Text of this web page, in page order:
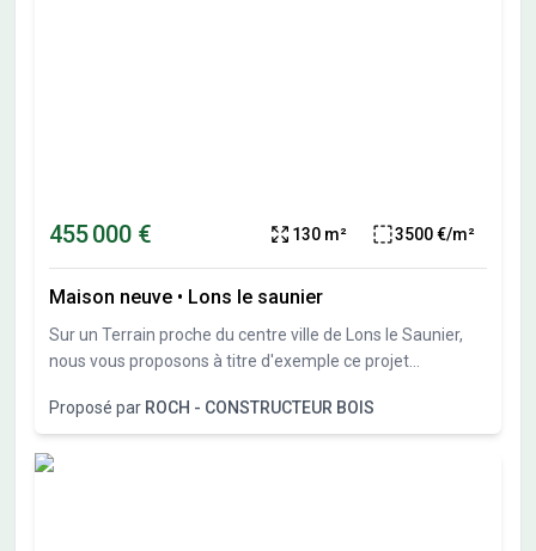
455 000 € 130 m² 3500 €/m²
Maison neuve • Lons le saunier
Sur un Terrain proche du centre ville de Lons le Saunier,
nous vous proposons à titre d'exemple ce projet
Proposé par ROCH - CONSTRUCTEUR BOIS